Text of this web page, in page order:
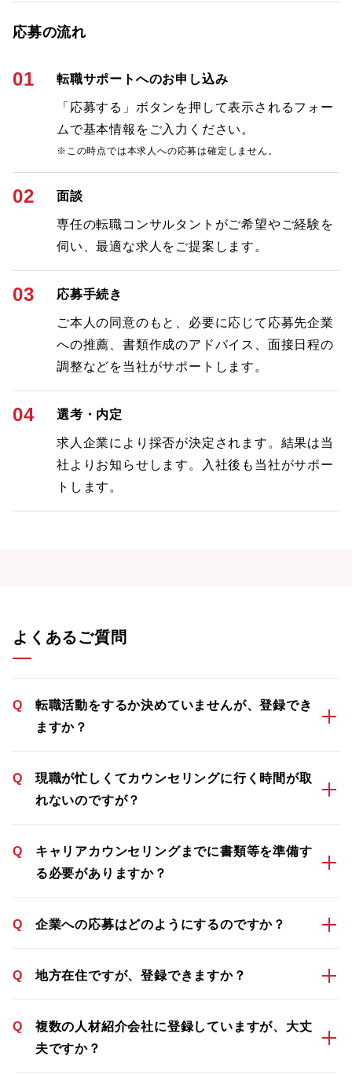
応募の流れ
01 転職サポートへのお申し込み
「応募する」ボタンを押して表示されるフォー
ムで基本情報をご入力ください。
※この時点では本求人への応募は確定しません。
02 面談
専任の転職コンサルタントがご希望やご経験を
伺い、最適な求人をご提案します。
03 応募手続き
ご本人の同意のもと、必要に応じて応募先企業
への推薦、書類作成のアドバイス、面接日程の
調整などを当社がサポートします。
04 選考・内定
求人企業により採否が決定されます。結果は当
社よりお知らせします。入社後も当社がサポー
トします。
よくあるご質問
Q
転職活動をするか決めていませんが、登録でき
ますか？
Q
現職が忙しくてカウンセリングに行く時間が取
れないのですが？
Q
キャリアカウンセリングまでに書類等を準備す
る必要がありますか？
Q 企業への応募はどのようにするのですか？
Q 地方在住ですが、登録できますか？
Q
複数の人材紹介会社に登録していますが、大丈
夫ですか？